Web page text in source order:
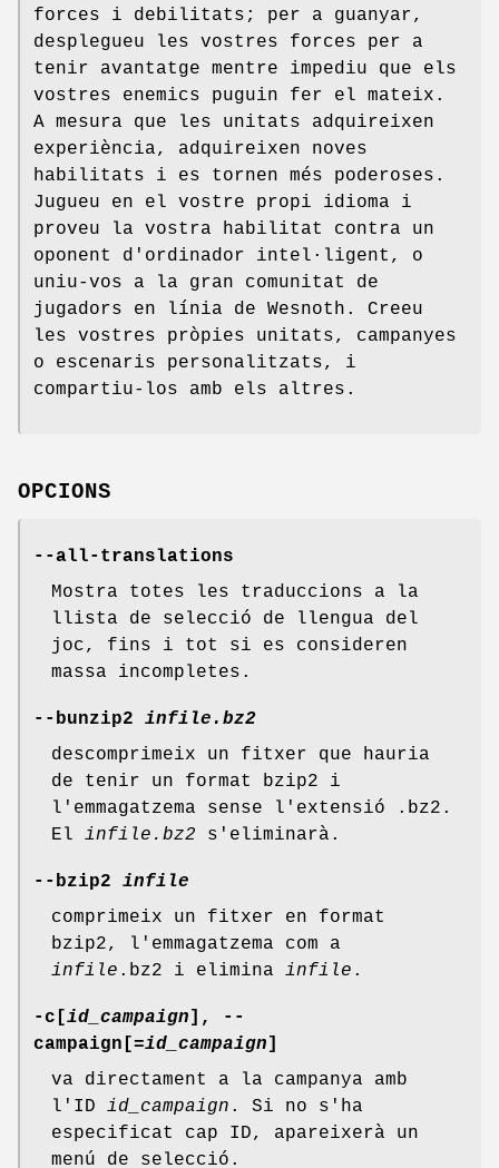
forces i debilitats; per a guanyar,
desplegueu les vostres forces per a
tenir avantatge mentre impediu que els
vostres enemics puguin fer el mateix.
A mesura que les unitats adquireixen
experiència, adquireixen noves
habilitats i es tornen més poderoses.
Jugueu en el vostre propi idioma i
proveu la vostra habilitat contra un
oponent d'ordinador intel·ligent, o
uniu-vos a la gran comunitat de
jugadors en línia de Wesnoth. Creeu
les vostres pròpies unitats, campanyes
o escenaris personalitzats, i
compartiu-los amb els altres.
OPCIONS
--all-translations
Mostra totes les traduccions a la
llista de selecció de llengua del
joc, fins i tot si es consideren
massa incompletes.
--bunzip2 infile.bz2
descomprimeix un fitxer que hauria
de tenir un format bzip2 i
l'emmagatzema sense l'extensió .bz2.
El infile.bz2 s'eliminarà.
--bzip2 infile
comprimeix un fitxer en format
bzip2, l'emmagatzema com a
infile .bz2 i elimina infile .
-c[ id_campaign ], --
campaign[ =id_campaign
va directament a la campanya amb
l'ID id_campaign . Si no s'ha
especificat cap ID, apareixerà un
menú de selecció.